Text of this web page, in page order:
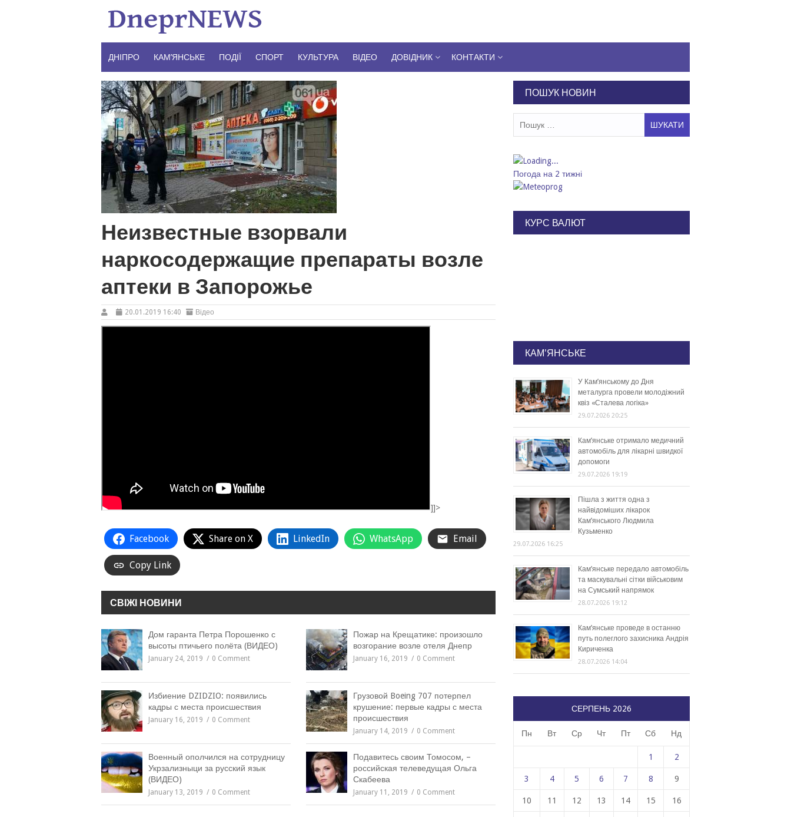
ДНІПРО КАМ’ЯНСЬКЕ ПОДІЇ СПОРТ КУЛЬТУРА ВІДЕО ДОВІДНИК КОНТАКТИ
Неизвестные взорвали
наркосодержащие препараты возле
аптеки в Запорожье
20.01.2019 16:40 Відео
]]>
Facebook Share on X LinkedIn WhatsApp Email
Copy Link
СВІЖІ НОВИНИ
Дом гаранта Петра Порошенко с
высоты птичьего полёта (ВИДЕО)
January 24, 2019 0 Comment
Пожар на Крещатике: произошло
возгорание возле отеля Днепр
January 16, 2019 0 Comment
Избиение DZIDZIO: появились
кадры с места происшествия
January 16, 2019 0 Comment
Грузовой Boeing 707 потерпел
крушение: первые кадры с места
происшествия
January 14, 2019 0 Comment
Военный ополчился на сотрудницу
Укрзализныци за русский язык
(ВИДЕО)
January 13, 2019 0 Comment
Подавитесь своим Томосом, –
российская телеведущая Ольга
Скабеева
January 11, 2019 0 Comment
ПОШУК НОВИН
Погода на 2 тижні
КУРС ВАЛЮТ
КАМ'ЯНСЬКЕ
У Кам’янському до Дня
металурга провели молодіжний
квіз «Сталева логіка»
29.07.2026 20:25
Кам’янське отримало медичний
автомобіль для лікарні швидкої
допомоги
29.07.2026 19:19
Пішла з життя одна з
найвідоміших лікарок
Кам’янського Людмила
Кузьменко
29.07.2026 16:25
Кам’янське передало автомобіль
та маскувальні сітки військовим
на Сумський напрямок
28.07.2026 19:12
Кам’янське проведе в останню
путь полеглого захисника Андрія
Кириченка
28.07.2026 14:04
СЕРПЕНЬ 2026
Пн Вт Ср Чт Пт Сб Нд
1 2
3 4 5 6 7 8 9
10 11 12 13 14 15 16